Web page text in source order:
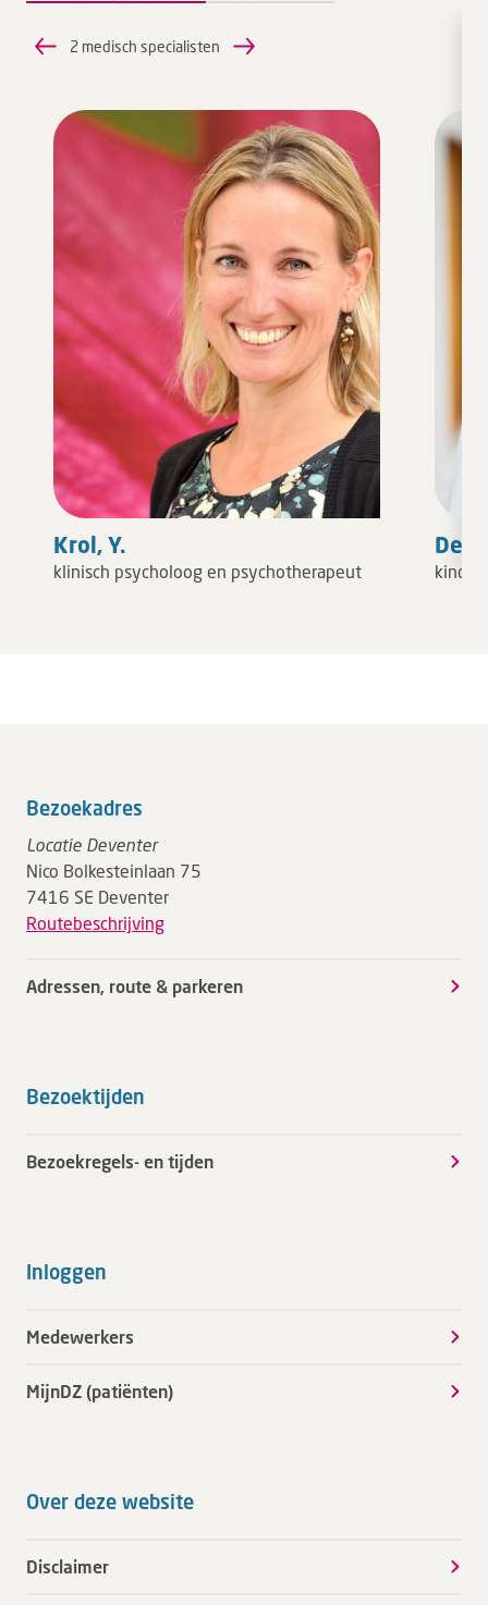
2 medisch specialisten
Krol, Y.
klinisch psycholoog en psychotherapeut
Bezoekadres
Locatie Deventer
Nico Bolkesteinlaan 75
7416 SE Deventer
Routebeschrijving
Adressen, route & parkeren
Bezoektijden
Bezoekregels- en tijden
Inloggen
Medewerkers
MijnDZ (patiënten)
Over deze website
Disclaimer